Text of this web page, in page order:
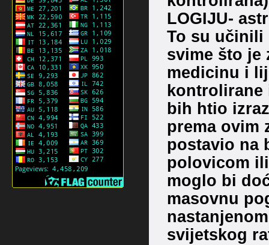
LOGIJU-
To su učinili
svime što je
medicinu i
kontrolirane
bih htio
prema ovim
postavio na
polovicom
moglo bi
masovnu
svijetskog